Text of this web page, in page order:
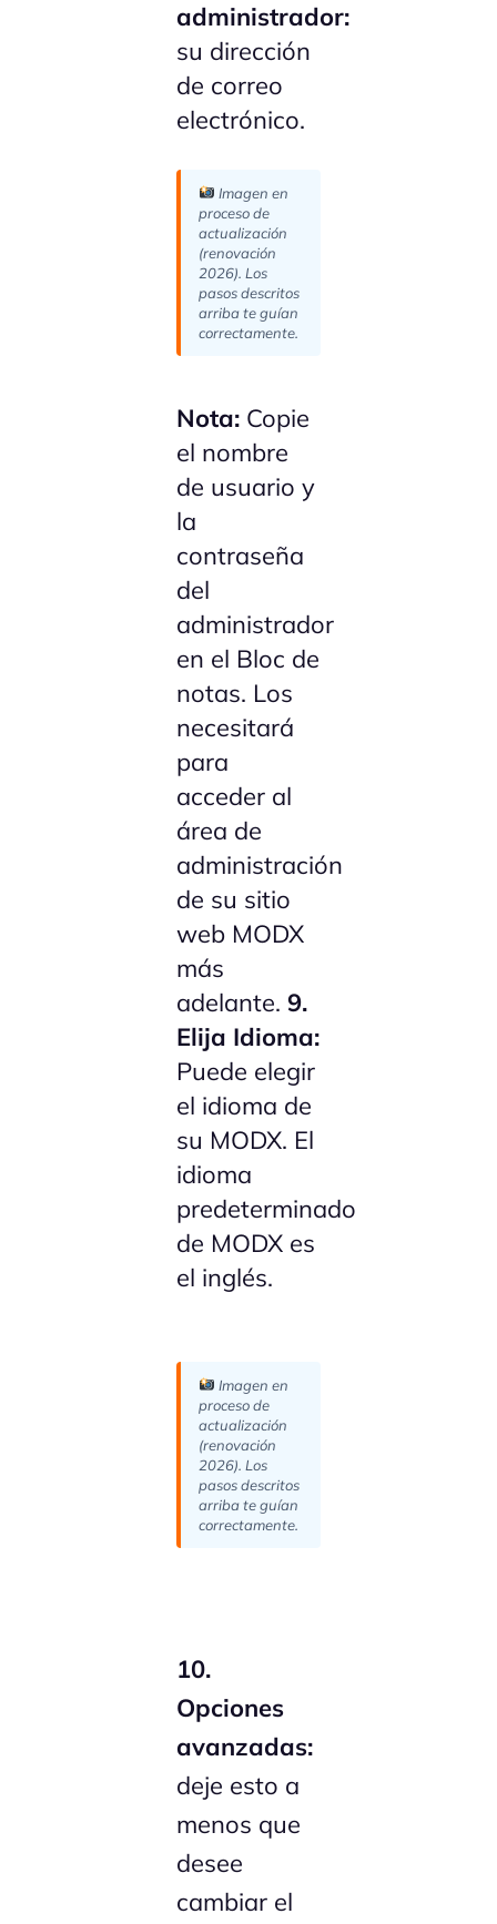
administrador:
su dirección
de correo
electrónico.
Imagen en
proceso de
actualización
(renovación
2026). Los
pasos descritos
arriba te guían
correctamente.
Nota: Copie
el nombre
de usuario y
la
contraseña
del
administrador
en el Bloc de
notas. Los
necesitará
para
acceder al
área de
administración
de su sitio
web MODX
más
adelante.9.
Elija Idioma:
Puede elegir
el idioma de
su MODX. El
idioma
predeterminado
de MODX es
el inglés.
Imagen en
proceso de
actualización
(renovación
2026). Los
pasos descritos
arriba te guían
correctamente.
10.
Opciones
avanzadas:
deje esto a
menos que
desee
cambiar el